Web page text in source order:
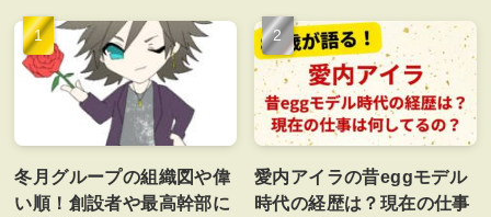
冬月グループの組織図や偉
い順！創設者や最高幹部に
愛内アイラの昔eggモデル
時代の経歴は？現在の仕事